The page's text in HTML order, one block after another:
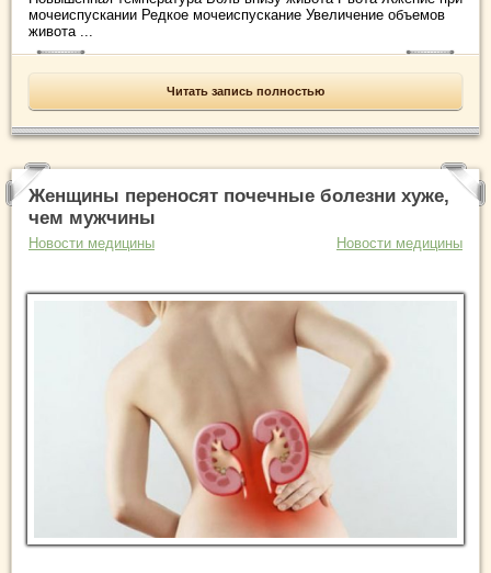
мочеиспускании Редкое мочеиспускание Увеличение объемов
живота ...
Читать запись полностью
Женщины переносят почечные болезни хуже,
чем мужчины
Новости медицины Новости медицины